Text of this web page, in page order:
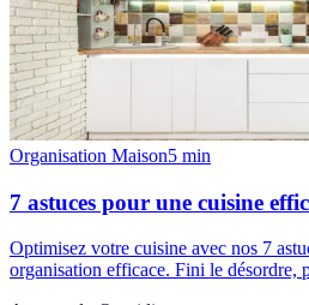
Organisation Maison5 min
7 astuces pour une cuisine
Optimisez votre cuisine avec nos 7
organisation efficace. Fini le désordre,